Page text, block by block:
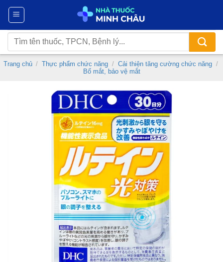
Chuyển
nội
dung
Tìm
kiếm:
Trang chủ / Thực phẩm chức năng / Cải thiện tăng cường chức năng /
Bổ mắt, bảo vệ mắt